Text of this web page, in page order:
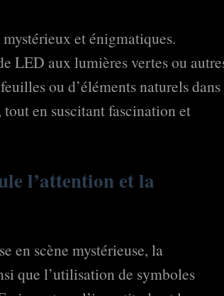
et énigmatiques.
LED aux lumières vertes ou
ou d’éléments naturels dans
en suscitant fascination et
l’attention et la
en scène mystérieuse, la
que l’utilisation de symboles